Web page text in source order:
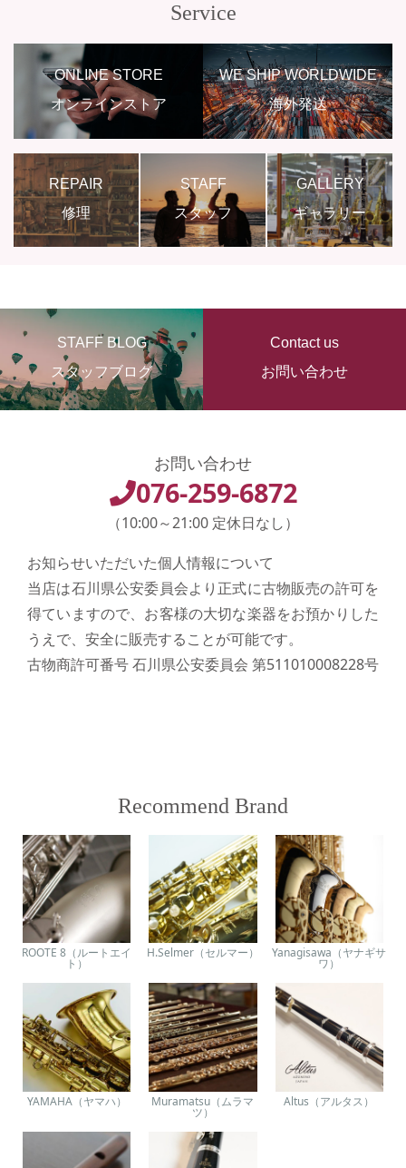
Service
ONLINE STORE
オンラインストア
WE SHIP WORLDWIDE
海外発送
REPAIR
修理
STAFF
スタッフ
GALLERY
ギャラリー
STAFF BLOG
スタッフブログ
Contact us
お問い合わせ
お問い合わせ
076-259-6872
（10:00～21:00 定休日なし）
お知らせいただいた個人情報について
当店は石川県公安委員会より正式に古物販売の許可を
得ていますので、お客様の大切な楽器をお預かりした
うえで、安全に販売することが可能です。
古物商許可番号 石川県公安委員会 第511010008228号
Recommend Brand
ROOTE 8（ルートエイ
ト）
H.Selmer（セルマー） Yanagisawa（ヤナギサ
ワ）
YAMAHA（ヤマハ） Muramatsu（ムラマ
ツ）
Altus（アルタス）